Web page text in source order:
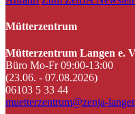
Mütterzentrum
Mütterzentrum Langen e.
Büro Mo-Fr 09:00-13:00
(23.06. - 07.08.2026)
06103 5 33 44
muetterzentrum@zenja-